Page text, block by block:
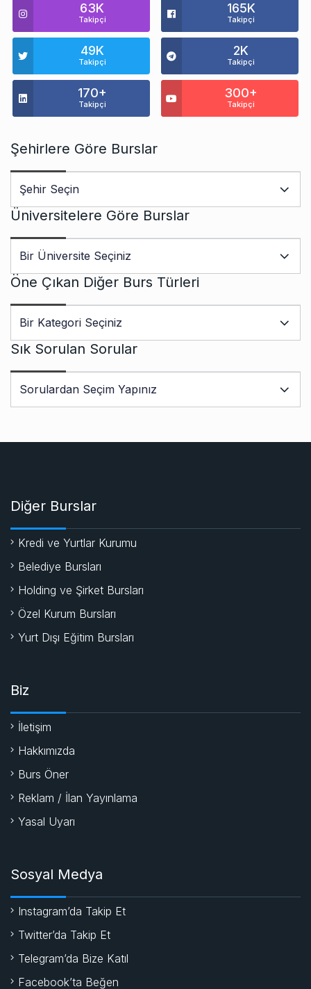
63K
Takipçi
165K
Takipçi
49K
Takipçi
2K
Takipçi
170+
Takipçi
300+
Takipçi
Şehirlere Göre Burslar
Üniversitelere Göre Burslar
Öne Çıkan Diğer Burs Türleri
Sık Sorulan Sorular
Diğer Burslar
Kredi ve Yurtlar Kurumu
Belediye Bursları
Holding ve Şirket Bursları
Özel Kurum Bursları
Yurt Dışı Eğitim Bursları
Biz
İletişim
Hakkımızda
Burs Öner
Reklam / İlan Yayınlama
Yasal Uyarı
Sosyal Medya
Instagram’da Takip Et
Twitter’da Takip Et
Telegram’da Bize Katıl
Facebook’ta Beğen